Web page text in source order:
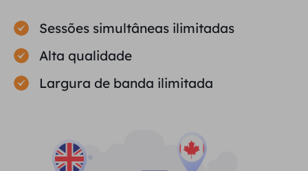
Sessões simultâneas ilimitadas
Alta qualidade
Largura de banda ilimitada